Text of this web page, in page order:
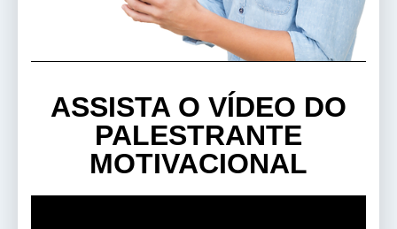
ASSISTA O VÍDEO DO
PALESTRANTE
MOTIVACIONAL